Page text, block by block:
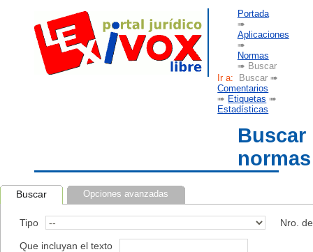
Portada
➠
Aplicaciones
➠
Normas
➠ Buscar
Ir a: Buscar ➠
Comentarios
➠ Etiquetas ➠
Estadísticas
Buscar
normas
Buscar Opciones avanzadas
Tipo Nro.
Que incluyan el texto